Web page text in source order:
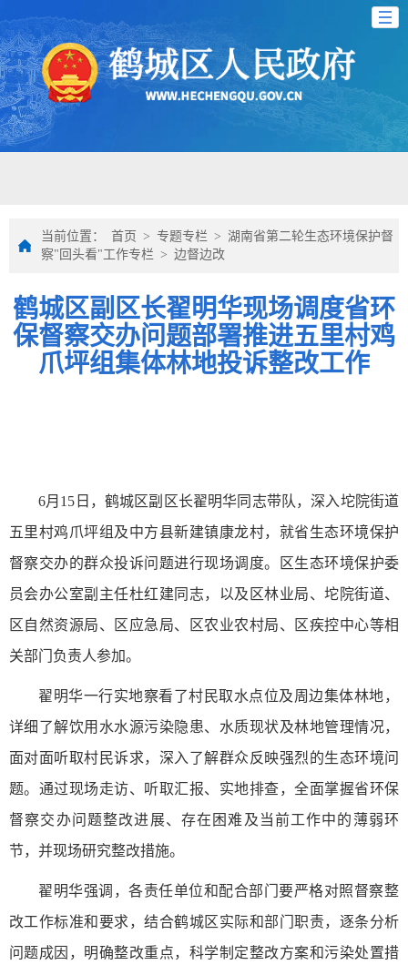
当前位置： 首页 > 专题专栏 > 湖南省第二轮生态环境保护督
察"回头看"工作专栏 > 边督边改
鹤城区副区长翟明华现场调度省环
保督察交办问题部署推进五里村鸡
爪坪组集体林地投诉整改工作
6月15日，鹤城区副区长翟明华同志带队，深入坨院街道
五里村鸡爪坪组及中方县新建镇康龙村，就省生态环境保护
督察交办的群众投诉问题进行现场调度。区生态环境保护委
员会办公室副主任杜红建同志，以及区林业局、坨院街道、
区自然资源局、区应急局、区农业农村局、区疾控中心等相
关部门负责人参加。
翟明华一行实地察看了村民取水点位及周边集体林地，
详细了解饮用水水源污染隐患、水质现状及林地管理情况，
面对面听取村民诉求，深入了解群众反映强烈的生态环境问
题。通过现场走访、听取汇报、实地排查，全面掌握省环保
督察交办问题整改进展、存在困难及当前工作中的薄弱环
节，并现场研究整改措施。
翟明华强调，各责任单位和配合部门要严格对照督察整
改工作标准和要求，结合鹤城区实际和部门职责，逐条分析
问题成因，明确整改重点，科学制定整改方案和污染处置措